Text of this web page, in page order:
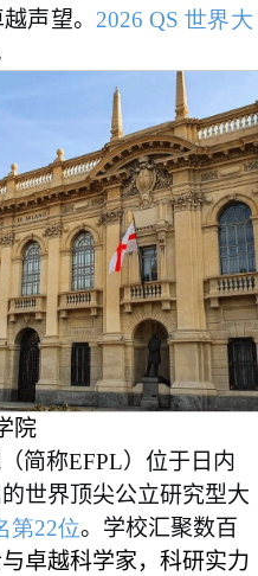
声望。 2026 QS 世界大
院
简称EFPL）位于日内
世界顶尖公立研究型大
第22位。学校汇聚数百
卓越科学家，科研实力